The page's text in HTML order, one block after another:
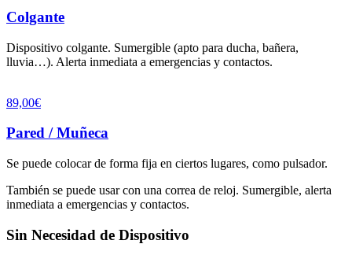
Colgante
Dispositivo colgante. Sumergible (apto para ducha, bañera,
lluvia…). Alerta inmediata a emergencias y contactos.
89,00€
Pared / Muñeca
Se puede colocar de forma fija en ciertos lugares, como pulsador.
También se puede usar con una correa de reloj. Sumergible, alerta
inmediata a emergencias y contactos.
Sin Necesidad de Dispositivo